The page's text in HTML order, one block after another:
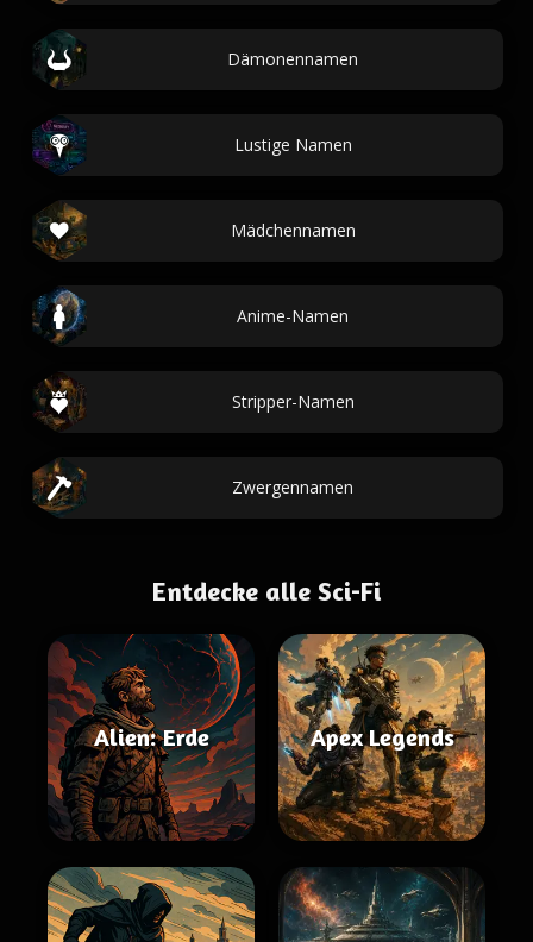
Dämonennamen
Lustige Namen
Mädchennamen
Anime-Namen
Stripper-Namen
Zwergennamen
Entdecke alle Sci-Fi
Alien: Erde Apex Legends